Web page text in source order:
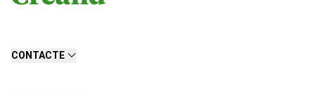
CONTACTE